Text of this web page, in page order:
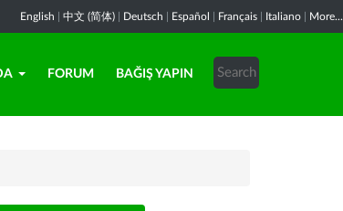
English 中文 (简体) Deutsch Español Français Italiano More...
FORUM BAĞIŞ YAPIN